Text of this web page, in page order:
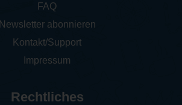
FAQ
Newsletter abonnieren
Kontakt/Support
Impressum
Rechtliches